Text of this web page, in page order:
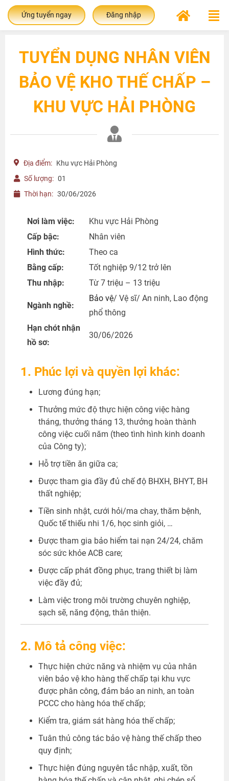
Ứng tuyển ngay Đăng nhập
TUYỂN DỤNG NHÂN VIÊN
BẢO VỆ KHO THẾ CHẤP –
KHU VỰC HẢI PHÒNG
Địa điểm: Khu vực Hải Phòng
Số lượng: 01
Thời hạn: 30/06/2026
Nơi làm việc:
Khu vực Hải Phòng
Cấp bậc:
Nhân viên
Hình thức:
Theo ca
Bằng cấp:
Tốt nghiệp 9/12 trở lên
Thu nhập:
Từ 7 triệu – 13 triệu
Ngành nghề:
Bảo vệ/ Vệ sĩ/ An ninh, Lao động
phổ thông
Hạn chót nhận
hồ sơ:
30/06/2026
1. Phúc lợi và quyền lợi khác:
Lương đúng hạn;
Thưởng mức độ thực hiện công việc hàng
tháng, thưởng tháng 13, thưởng hoàn thành
công việc cuối năm (theo tình hình kinh doanh
của Công ty);
Hỗ trợ tiền ăn giữa ca;
Được tham gia đầy đủ chế độ BHXH, BHYT, BH
thất nghiệp;
Tiền sinh nhật, cưới hỏi/ma chay, thăm bệnh,
Quốc tế thiếu nhi 1/6, học sinh giỏi, …
Được tham gia bảo hiểm tai nạn 24/24, chăm
sóc sức khỏe ACB care;
Được cấp phát đồng phục, trang thiết bị làm
việc đầy đủ;
Làm việc trong môi trường chuyên nghiệp,
sạch sẽ, năng động, thân thiện.
2. Mô tả công việc:
Thực hiện chức năng và nhiệm vụ của nhân
viên bảo vệ kho hàng thế chấp tại khu vực
được phân công, đảm bảo an ninh, an toàn
PCCC cho hàng hóa thế chấp;
Kiểm tra, giám sát hàng hóa thế chấp;
Tuân thủ công tác bảo vệ hàng thế chấp theo
quy định;
Thực hiện đúng nguyên tắc nhập, xuất, tồn